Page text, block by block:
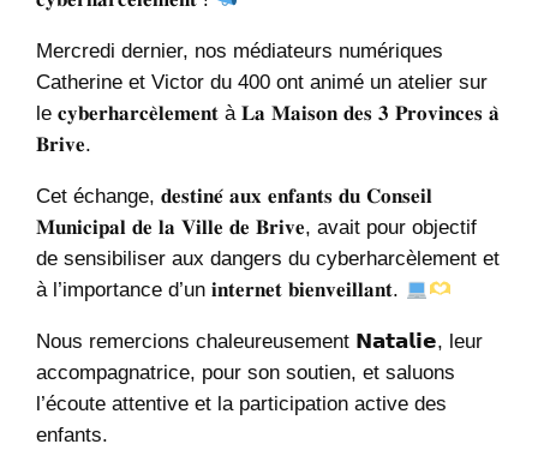
Mercredi dernier, nos médiateurs numériques
Catherine et Victor du 400 ont animé un atelier sur
le 𝐜𝐲𝐛𝐞𝐫𝐡𝐚𝐫𝐜𝐞̀𝐥𝐞𝐦𝐞𝐧𝐭 à 𝐋𝐚 𝐌𝐚𝐢𝐬𝐨𝐧 𝐝𝐞𝐬 𝟑 𝐏𝐫𝐨𝐯𝐢𝐧𝐜𝐞𝐬 𝐚̀
𝐁𝐫𝐢𝐯𝐞.
Cet échange, 𝐝𝐞𝐬𝐭𝐢𝐧𝐞́ 𝐚𝐮𝐱 𝐞𝐧𝐟𝐚𝐧𝐭𝐬 𝐝𝐮 𝐂𝐨𝐧𝐬𝐞𝐢𝐥
𝐌𝐮𝐧𝐢𝐜𝐢𝐩𝐚𝐥 𝐝𝐞 𝐥𝐚 𝐕𝐢𝐥𝐥𝐞 𝐝𝐞 𝐁𝐫𝐢𝐯𝐞, avait pour objectif
de sensibiliser aux dangers du cyberharcèlement et
à l’importance d’un 𝐢𝐧𝐭𝐞𝐫𝐧𝐞𝐭 𝐛𝐢𝐞𝐧𝐯𝐞𝐢𝐥𝐥𝐚𝐧𝐭.
Nous remercions chaleureusement 𝗡𝗮𝘁𝗮𝗹𝗶𝗲, leur
accompagnatrice, pour son soutien, et saluons
l’écoute attentive et la participation active des
enfants.